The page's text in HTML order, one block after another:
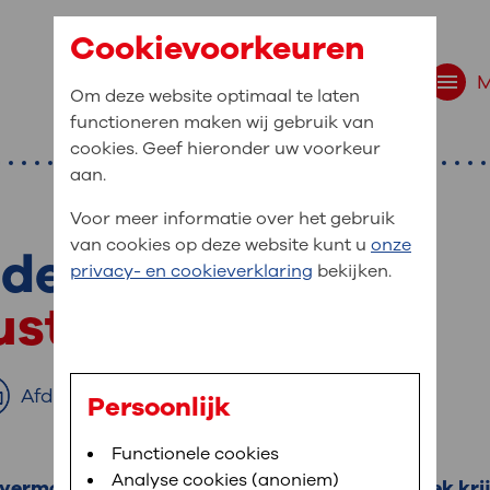
navigatie
bent u naar op
Bloedafname,MijnOLVG,Digitalisering
medische gegevens
In MijnOLVG kunt u uw medische
het u uitkomt. OLVG breidt MijnOLVG
en activiteit
Afdrukken
Cookievoorkeuren
Om deze website optimaal te laten
functioneren maken wij gebruik van
cookies. Geef hieronder uw voorkeur
aan.
Voor meer informatie over het gebruik
van cookies op deze website kunt u onze
privacy- en cookieverklaring bekijken.
Persoonlijk
Functionele cookies
Analyse cookies (anoniem)